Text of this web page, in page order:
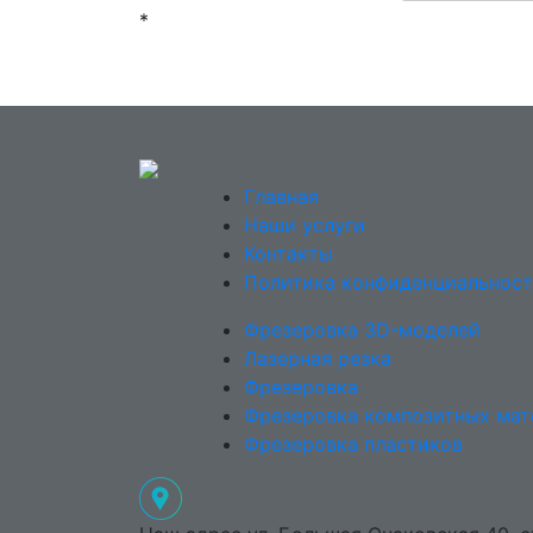
*
Главная
Наши услуги
Контакты
Политика
Фрезеровка 3D-моделей
Лазерная резка
Фрезеровка
Фрезеровка композитных
Фрезеровка пластиков